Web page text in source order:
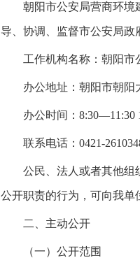
朝阳市公安局营商环境
导、协调、监督市公安局政
工作机构名称：朝阳市
办公地址：朝阳市朝阳
办公时间：8:30—11:30
联系电话：0421-
公民、法人或者其他组
公开职责的行为，可向我
二、主动公开
（一）公开范围